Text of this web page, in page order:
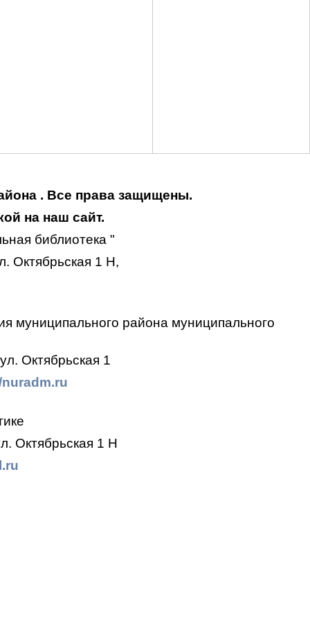
. Все права защищены.
на наш сайт.
библиотека "
Октябрьская 1 Н,
муниципального района муниципального
Октябрьская 1
nuradm.ru
Октябрьская 1 Н